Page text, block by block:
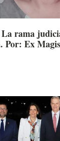
rama
Por: Ex